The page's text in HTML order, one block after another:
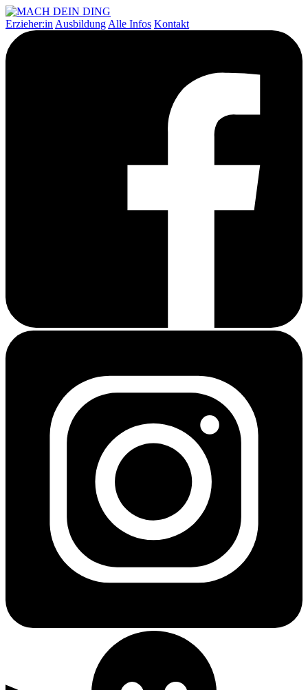
Erzieher:in Ausbildung Alle Infos Kontakt